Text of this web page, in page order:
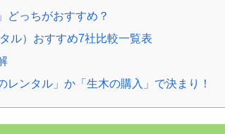
どっちがおすすめ？
ル）おすすめ7社比較一覧表
ンタル」か「生木の購入」で決まり！